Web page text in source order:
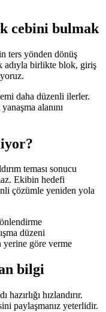
cebini bulmak
ters yönden dönüş
adıyla birlikte blok, giriş
daha düzenli ilerler.
alanını
teması sonucu
Ekibin hedefi
çözümle yeniden yola
düzeni
yerine göre verme
bilgi
hazırlığı hızlandırır.
paylaşmanız yeterlidir.